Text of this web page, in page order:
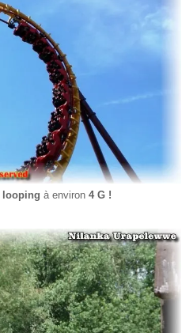
looping à environ 4 G !